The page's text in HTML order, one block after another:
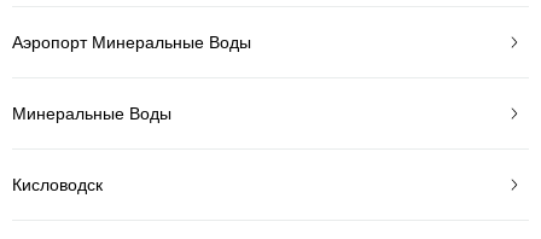
Аэропорт Минеральные Воды
Минеральные Воды
Кисловодск